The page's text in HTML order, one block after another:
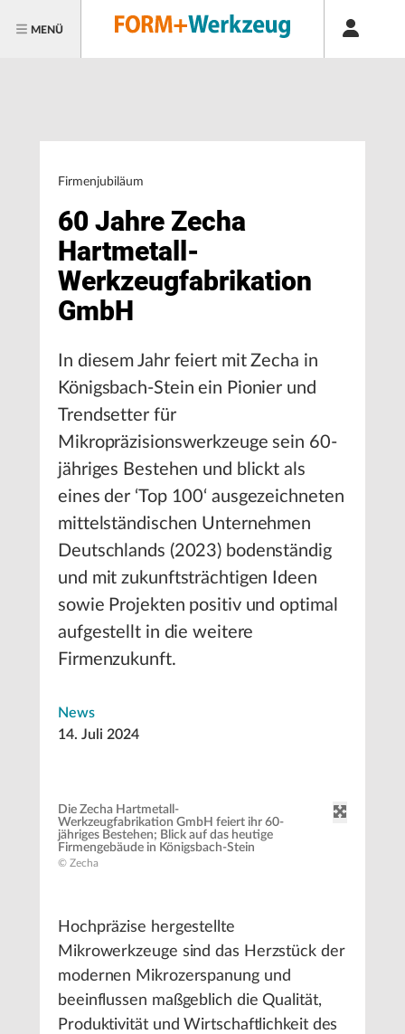
MENÜ
Firmenjubiläum
60 Jahre Zecha
Hartmetall-
Werkzeugfabrikation
GmbH
In diesem Jahr feiert mit Zecha in
Königsbach-Stein ein Pionier und
Trendsetter für
Mikropräzisionswerkzeuge sein 60-
jähriges Bestehen und blickt als
eines der ‘Top 100‘ ausgezeichneten
mittelständischen Unternehmen
Deutschlands (2023) bodenständig
und mit zukunftsträchtigen Ideen
sowie Projekten positiv und optimal
aufgestellt in die weitere
Firmenzukunft.
News
14. Juli 2024
Die Zecha Hartmetall-
Werkzeugfabrikation GmbH feiert ihr 60-
jähriges Bestehen; Blick auf das heutige
Firmengebäude in Königsbach-Stein
© Zecha
Hochpräzise hergestellte
Mikrowerkzeuge sind das Herzstück der
modernen Mikrozerspanung und
beeinflussen maßgeblich die Qualität,
Produktivität und Wirtschaftlichkeit des